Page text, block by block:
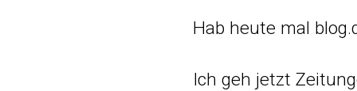
Hab heute mal
Ich geh jetzt